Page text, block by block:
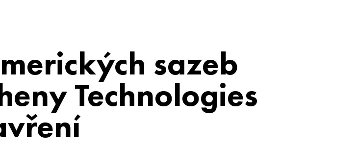
sazeb
Technologies